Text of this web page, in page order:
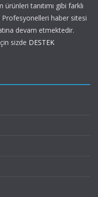
ürünleri tanıtımı gibi farklı
Profesyonelleri haber sitesi
devam etmektedir.
sizde DESTEK